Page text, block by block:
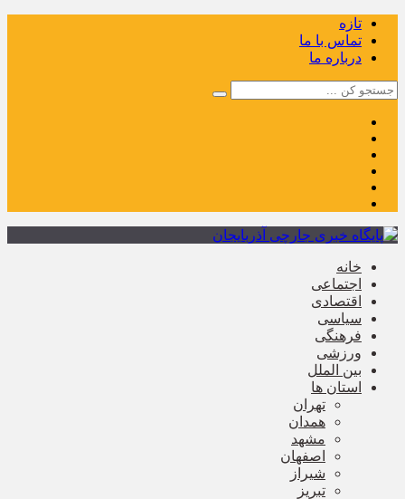
تازه
تماس با ما
درباره ما
خانه
اجتماعی
اقتصادی
سیاسی
فرهنگی
ورزشی
بین الملل
استان ها
تهران
همدان
مشهد
اصفهان
شیراز
تبریز